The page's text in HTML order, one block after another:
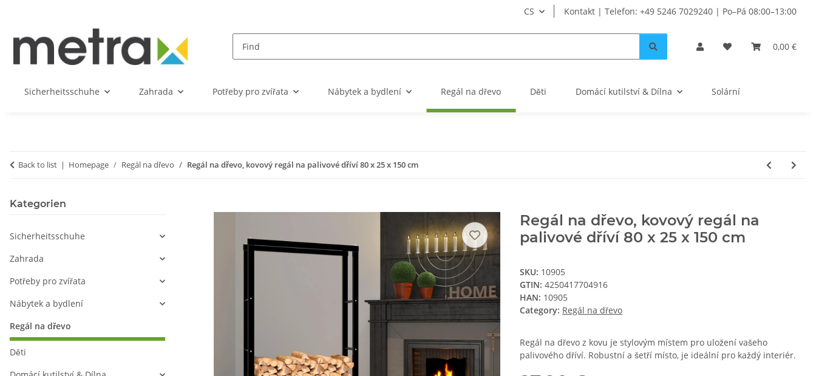
CS Kontakt | Telefon: +49 5246 7029240 | Po–Pá 08:00–13:00
0,00 €
Sicherheitsschuhe Zahrada Potřeby pro zvířata Nábytek a bydlení Regál na dřevo Děti Domácí kutilství & Dílna Solární
Back to list Homepage Regál na dřevo Regál na dřevo, kovový regál na palivové dříví 80 x 25 x 150 cm
Regál na dřevo, kovový regál na
palivové dříví 80 x 25 x 150 cm
SKU: 10905
GTIN: 4250417704916
HAN: 10905
Category: Regál na dřevo
Regál na dřevo z kovu je stylovým místem pro uložení vašeho
palivového dříví. Robustní a šetří místo, je ideální pro každý interiér.
Kategorien
Sicherheitsschuhe
Zahrada
Potřeby pro zvířata
Nábytek a bydlení
Regál na dřevo
Děti